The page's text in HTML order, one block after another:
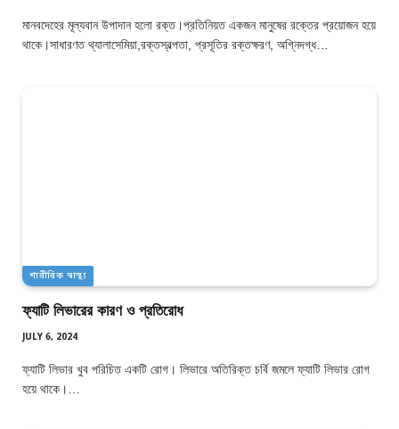
মানবদেহের মূল্যবান উপাদান হলো রক্ত।প্রতিনিয়ত একজন মানুষের রক্তের প্রয়োজন হয়ে
থাকে।সাধারণত থ্যালাসেমিয়া,রক্তস্বল্পতা, প্রসূতির রক্তক্ষরণ, অগ্নিদগ্ধ…
শারীরিক স্বাস্থ্য
ফ্যাটি লিভারের কারণ ও প্রতিরোধ
JULY 6, 2024
ফ্যাটি লিভার খুব পরিচিত একটি রোগ। লিভারে অতিরিক্ত চর্বি জমলে ফ্যাটি লিভার রোগ
হয়ে থাকে।…